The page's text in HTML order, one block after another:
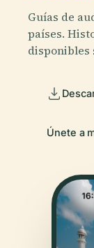
Guías de
países.
disponibles
Únete a